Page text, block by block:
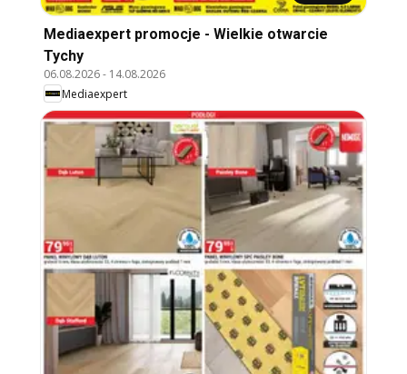
Mediaexpert promocje - Wielkie otwarcie
Tychy
06.08.2026- 14.08.2026
Mediaexpert